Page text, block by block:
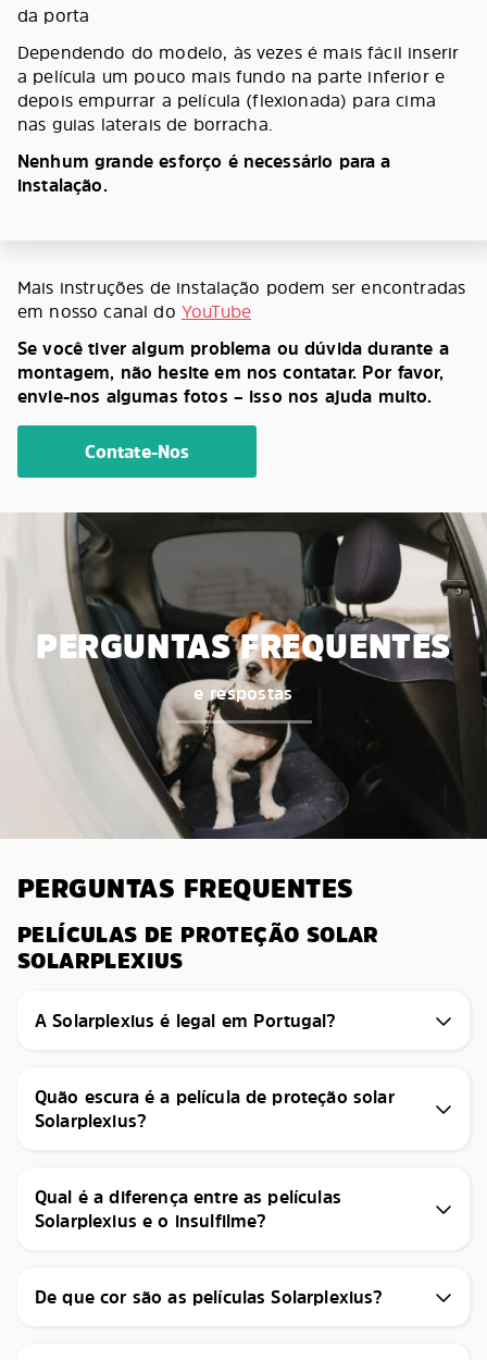
da porta
Dependendo do modelo, às vezes é mais fácil inserir
a película um pouco mais fundo na parte inferior e
depois empurrar a película (flexionada) para cima
nas guias laterais de borracha.
Nenhum grande esforço é necessário para a
instalação.
Mais instruções de instalação podem ser encontradas
em nosso canal do YouTube
Se você tiver algum problema ou dúvida durante a
montagem, não hesite em nos contatar. Por favor,
envie-nos algumas fotos – isso nos ajuda muito.
Contate-Nos
PERGUNTAS FREQUENTES
e respostas
PERGUNTAS FREQUENTES
PELÍCULAS DE PROTEÇÃO SOLAR
SOLARPLEXIUS
A Solarplexius é legal em Portugal?
Quão escura é a película de proteção solar
Solarplexius?
Qual é a diferença entre as películas
Solarplexius e o insulfilme?
De que cor são as películas Solarplexius?